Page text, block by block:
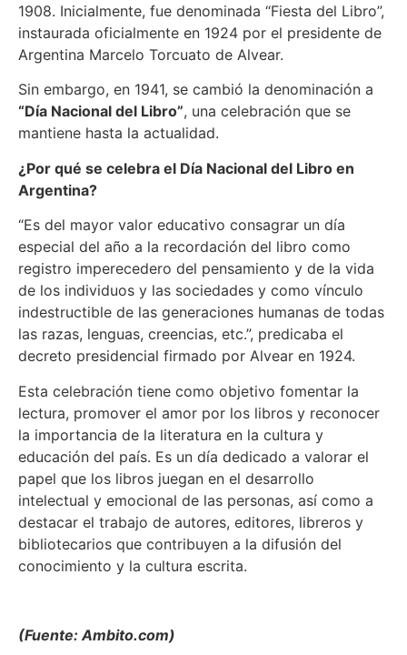
1908. Inicialmente, fue denominada “Fiesta del Libro”,
instaurada oficialmente en 1924 por el presidente de
Argentina Marcelo Torcuato de Alvear.
Sin embargo, en 1941, se cambió la denominación a
“Día Nacional del Libro”, una celebración que se
mantiene hasta la actualidad.
¿Por qué se celebra el Día Nacional del Libro en
Argentina?
“Es del mayor valor educativo consagrar un día
especial del año a la recordación del libro como
registro imperecedero del pensamiento y de la vida
de los individuos y las sociedades y como vínculo
indestructible de las generaciones humanas de todas
las razas, lenguas, creencias, etc.”, predicaba el
decreto presidencial firmado por Alvear en 1924.
Esta celebración tiene como objetivo fomentar la
lectura, promover el amor por los libros y reconocer
la importancia de la literatura en la cultura y
educación del país. Es un día dedicado a valorar el
papel que los libros juegan en el desarrollo
intelectual y emocional de las personas, así como a
destacar el trabajo de autores, editores, libreros y
bibliotecarios que contribuyen a la difusión del
conocimiento y la cultura escrita.
(Fuente: Ambito.com)